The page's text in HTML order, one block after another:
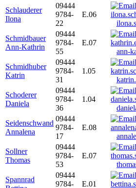
Schlauderer
Ilona
09444
9784-
22
E.06
Schmidbauer
Ann-Kathrin
09444
9784-
55
E.07
ann-
Schmidhuber
Katrin
09444
9784-
31
1.05
Schoderer
Daniela
09444
9784-
36
1.04
Seidenschwand
Annalena
09444
9784-
17
E.08
Sollner
Thomas
09444
9784-
53
E.07
Spannrad
09444
9784-
E.01